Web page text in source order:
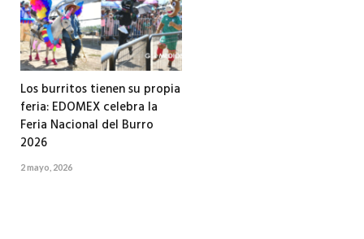
Los burritos tienen su propia
feria: EDOMEX celebra la
Feria Nacional del Burro
2026
2 mayo, 2026